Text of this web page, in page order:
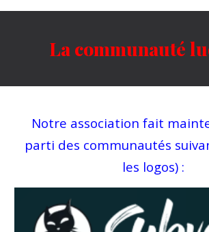
La communauté
Notre association fait
parti des communautés
les logos) :